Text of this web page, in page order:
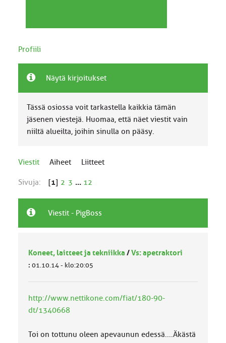
Profiili
Näytä kirjoitukset
Tässä osiossa voit tarkastella kaikkia tämän
jäsenen viestejä. Huomaa, että näet viestit vain
niiltä alueilta, joihin sinulla on pääsy.
Viestit Aiheet Liitteet
Sivuja: [1] 2 3 ... 12
Viestit - PigBoss
Koneet, laitteet ja tekniikka /Vs: apetraktori
: 01.10.14 - klo:20:05
http://www.nettikone.com/fiat/180-90-
dt/1340668
Toi on tottunu oleen apevaunun edessä....Äkästä